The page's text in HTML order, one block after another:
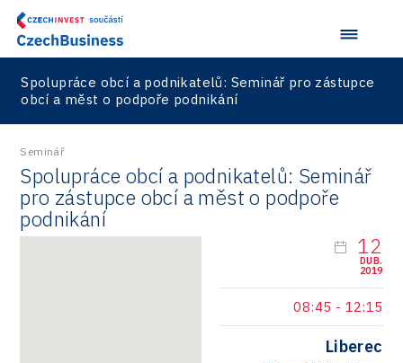
Devices
Logic/MaaS
Security
Vehicles
Spolupráce obcí a podnikatelů: Seminář pro zástupce
obcí a měst o podpoře podnikání
Seminář
Spolupráce obcí a podnikatelů: Seminář
pro zástupce obcí a měst o podpoře
podnikání
12
DUB.
2019
08:45 - 12:15
Liberec